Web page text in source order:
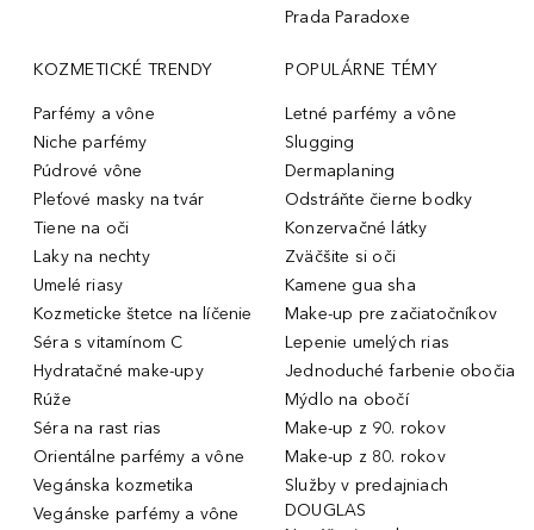
Prada Paradoxe
KOZMETICKÉ TRENDY
Parfémy a vône
Niche parfémy
Púdrové vône
Pleťové masky na tvár
Tiene na oči
Laky na nechty
Umelé riasy
Kozmeticke štetce na líčenie
Séra s vitamínom C
Hydratačné make-upy
Rúže
Séra na rast rias
Orientálne parfémy a vône
Vegánska kozmetika
Vegánske parfémy a vône
POPULÁRNE TÉMY
Letné parfémy a vône
Slugging
Dermaplaning
Odstráňte čierne bodky
Konzervačné látky
Zväčšite si oči
Kamene gua sha
Make-up pre začiatočníkov
Lepenie umelých rias
Jednoduché farbenie obočia
Mýdlo na obočí
Make-up z 90. rokov
Make-up z 80. rokov
Služby v predajniach
DOUGLAS